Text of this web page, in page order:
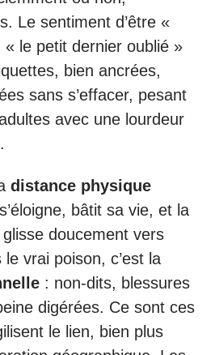
Le sentiment d’être «
« le petit dernier oublié »
bien ancrées,
sans s’effacer, pesant
avec une lourdeur
distance physique
bâtit sa vie, et la
doucement vers
le vrai poison, c’est la
: non-dits, blessures
digérées. Ce sont ces
le lien, bien plus